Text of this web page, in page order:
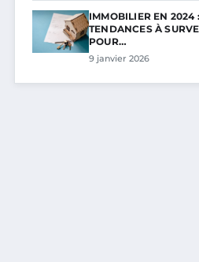
IMMOBILIER EN 2024
TENDANCES À
POUR…
9 janvier 2026